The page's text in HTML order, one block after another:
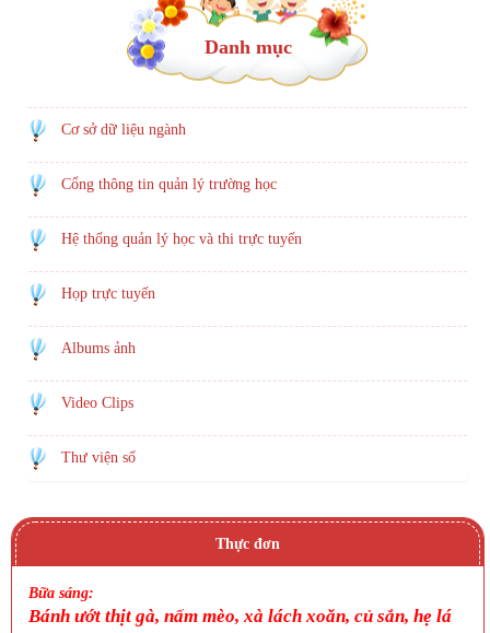
Danh mục
Cơ sở dữ liệu ngành
Cổng thông tin quản lý trường học
Hệ thống quản lý học và thi trực tuyến
Họp trực tuyến
Albums ảnh
Video Clips
Thư viện số
Thực đơn
Bữa sáng:
Bánh ướt thịt gà, nấm mèo, xà lách xoăn, củ sắn, hẹ lá